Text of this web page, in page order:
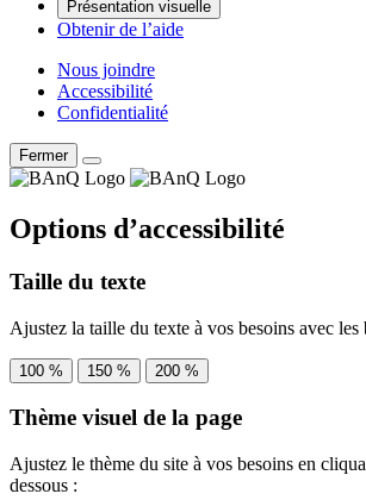
Présentation visuelle
Obtenir de l’aide
Nous joindre
Accessibilité
Confidentialité
Fermer
Options d’accessibilité
Taille du texte
Ajustez la taille du texte à vos besoins avec les
100 % 150 % 200 %
Thème visuel de la page
Ajustez le thème du site à vos besoins en
dessous :